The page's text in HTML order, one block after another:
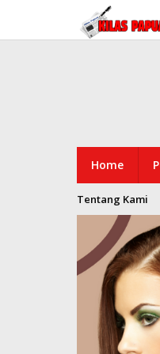
konten
Home
Tentang Kami